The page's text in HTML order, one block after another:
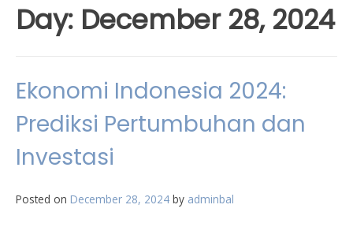
Day: December 28, 2024
Ekonomi Indonesia 2024:
Prediksi Pertumbuhan dan
Investasi
Posted on December 28, 2024 by adminbal